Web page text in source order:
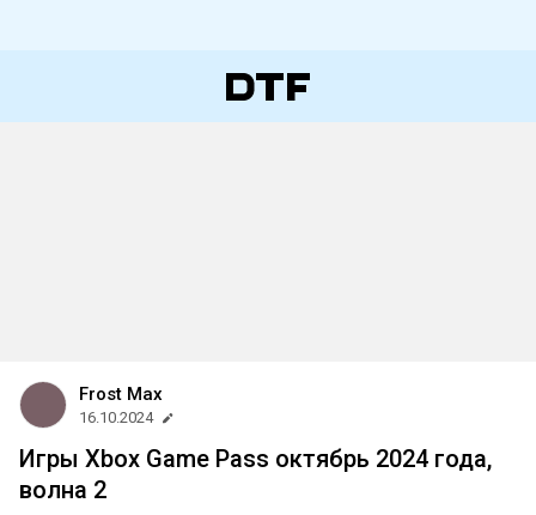
Frost Max
16.10.2024
Игры Xbox Game Pass октябрь 2024 года,
волна 2